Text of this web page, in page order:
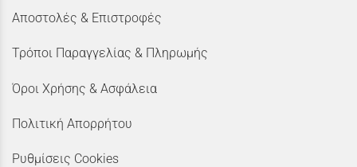
Αποστολές & Επιστροφές
Τρόποι Παραγγελίας & Πληρωμής
Όροι Χρήσης & Ασφάλεια
Πολιτική Απορρήτου
Ρυθμίσεις Cookies